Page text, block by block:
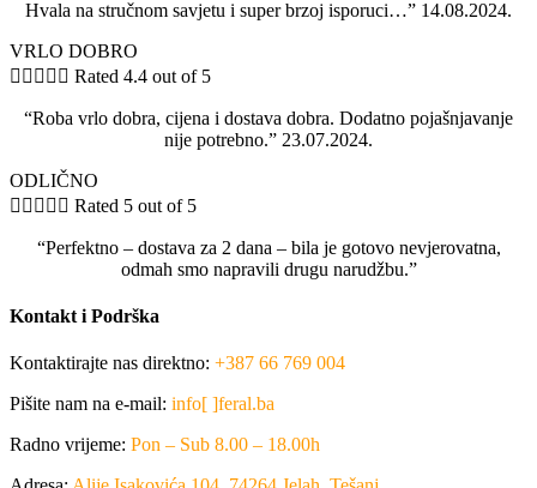
Hvala na stručnom savjetu i super brzoj isporuci…” 14.08.2024.
VRLO DOBRO
     Rated 4.4 out of 5
“Roba vrlo dobra, cijena i dostava dobra. Dodatno pojašnjavanje
nije potrebno.” 23.07.2024.
ODLIČNO
     Rated 5 out of 5
“Perfektno – dostava za 2 dana – bila je gotovo nevjerovatna,
odmah smo napravili drugu narudžbu.”
Kontakt i Podrška
Kontaktirajte nas direktno: +387 66 769 004
Pišite nam na e-mail: info[ ]feral.ba
Radno vrijeme: Pon – Sub 8.00 – 18.00h